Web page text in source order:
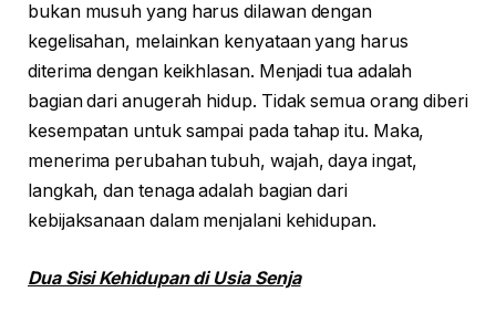
bukan musuh yang harus dilawan dengan
kegelisahan, melainkan kenyataan yang harus
diterima dengan keikhlasan. Menjadi tua adalah
bagian dari anugerah hidup. Tidak semua orang diberi
kesempatan untuk sampai pada tahap itu. Maka,
menerima perubahan tubuh, wajah, daya ingat,
langkah, dan tenaga adalah bagian dari
kebijaksanaan dalam menjalani kehidupan.
Dua Sisi Kehidupan di Usia Senja